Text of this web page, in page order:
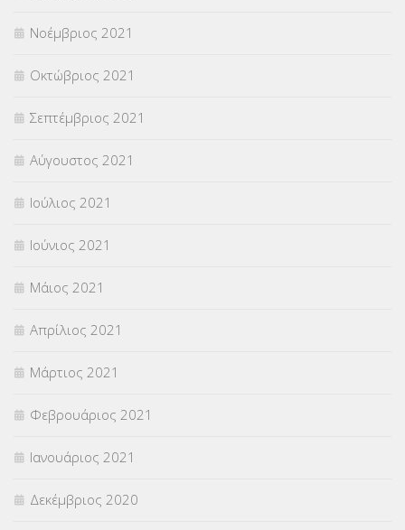
Νοέμβριος 2021
Οκτώβριος 2021
Σεπτέμβριος 2021
Αύγουστος 2021
Ιούλιος 2021
Ιούνιος 2021
Μάιος 2021
Απρίλιος 2021
Μάρτιος 2021
Φεβρουάριος 2021
Ιανουάριος 2021
Δεκέμβριος 2020